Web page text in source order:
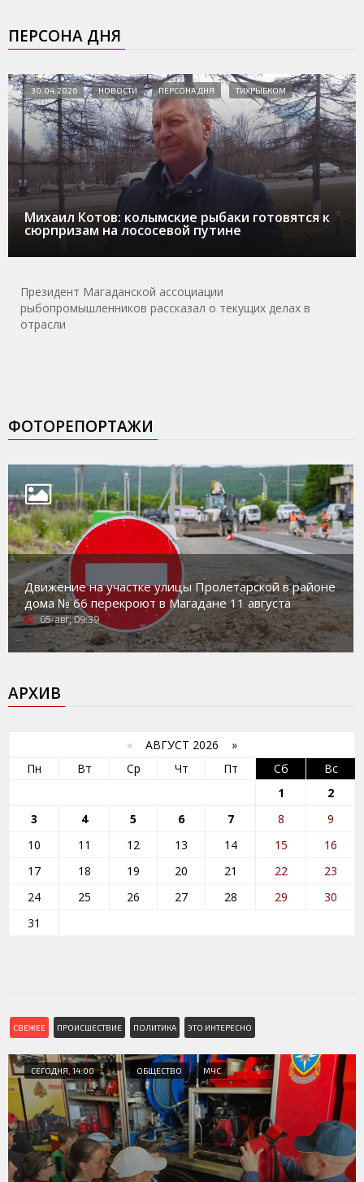
ПЕРСОНА ДНЯ
Михаил Котов: колымские рыбаки готовятся к
сюрпризам на лососевой путине
30.04.2026 НОВОСТИ ПЕРСОНА ДНЯ ТИХРЫБКОМ
Президент Магаданской ассоциации
рыбопромышленников рассказал о текущих делах в
отрасли
ФОТОРЕПОРТАЖИ
Движение на участке улицы Пролетарской в районе
дома № 66 перекроют в Магадане 11 августа
05-авг, 09:39
АРХИВ
« АВГУСТ 2026 »
Пн
Вт Ср Чт Пт Сб
Вс
1
2
3
4 5 6 7 8
9
10
11 12 13 14 15
16
17
18 19 20 21 22
23
24
25 26 27 28 29
30
31
СВЕЖЕЕ ПРОИСШЕСТВИЕ ПОЛИТИКА ЭТО ИНТЕРЕСНО
СЕГОДНЯ, 14:00 ОБЩЕСТВО МЧС